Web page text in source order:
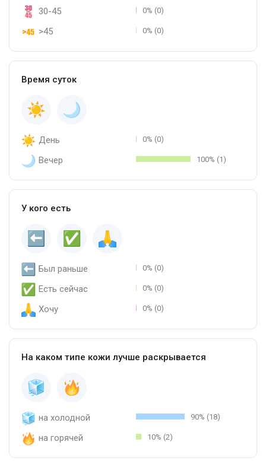
30-45 0% (0)
>45 0% (0)
Время суток
День 0% (0)
Вечер 100% (1)
У кого есть
Был раньше 0% (0)
Есть сейчас 0% (0)
Хочу 0% (0)
На каком типе кожи лучше раскрывается
на холодной 90% (18)
на горячей 10% (2)